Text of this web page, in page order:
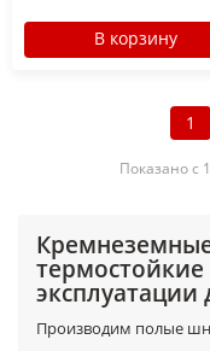
В корзину
1
Показано с
эксплуатации
Производим полые